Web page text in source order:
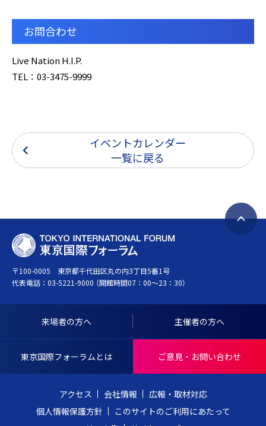
お問合わせ
Live Nation H.I.P.
TEL：03-3475-9999
イベントカレンダー
一覧に戻る
ペ
プ
戻
る
T
O
K
Y
O
N
〒100-0005 東京都千代田区丸の内3丁目5番1号
代表電話： 03-5221-9000 （開館時間07：00～23：30）
来場者の方へ 主催者の方へ
東京国際フォーラムとは ご意見・お問い合わせ
アクセス 会社情報
広報・取材対応
個人情報保護方針
このサイトのご利用にあたって